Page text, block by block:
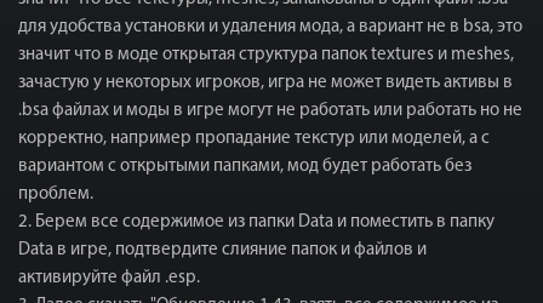
для удобства установки и удаления мода, а вариант не в bsa, это
значит что в моде открытая структура папок textures и meshes,
зачастую у некоторых игроков, игра не может видеть активы в
.bsa файлах и моды в игре могут не работать или работать но не
корректно, например пропадание текстур или моделей, а с
вариантом с открытыми папками, мод будет работать без
проблем.
2. Берем все содержимое из папки Data и поместить в папку
Data в игре, подтвердите слияние папок и файлов и
активируйте файл .esp.